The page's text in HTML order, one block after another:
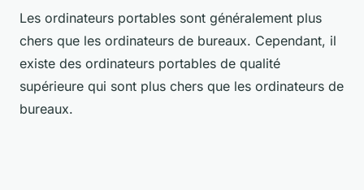
Les ordinateurs portables sont généralement plus
chers que les ordinateurs de bureaux. Cependant, il
existe des ordinateurs portables de qualité
supérieure qui sont plus chers que les ordinateurs de
bureaux.